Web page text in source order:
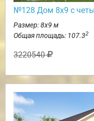
№128 Дом 8х9 с
Размер: 8х9 м
Общая площадь: 107.32
3220540